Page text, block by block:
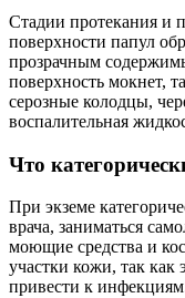
Стадии протекания и
поверхности папул
прозрачным
поверхность мокнет,
серозные колодцы,
воспалительная
Что
При экземе
врача, заниматься
моющие средства и
участки кожи, так как
привести к